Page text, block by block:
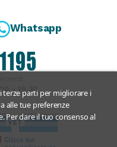
terze parti per migliorare i
alle tue preferenze
Per dare il tuo consenso al
Whatsapp
- 19.30